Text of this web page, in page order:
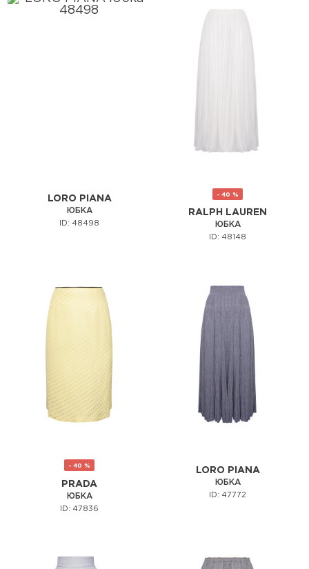
LORO PIANA
ЮБКА
ID: 48498
- 40 %
RALPH LAUREN
ЮБКА
ID: 48148
- 40 %
PRADA
ЮБКА
ID: 47836
LORO PIANA
ЮБКА
ID: 47772